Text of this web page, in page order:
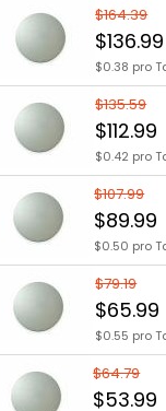
$164.39
$136.99
$0.38 pro
$135.59
$112.99
$0.42 pro
$107.99
$89.99
$0.50 pro
$79.19
$65.99
$0.55 pro
$64.79
$53.99